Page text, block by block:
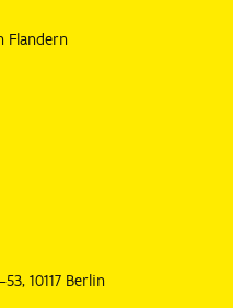
Flandern
10117 Berlin